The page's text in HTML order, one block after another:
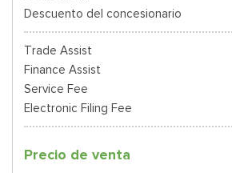
Descuento del concesionario
Trade Assist
Finance Assist
Service Fee
Electronic Filing Fee
Precio de venta